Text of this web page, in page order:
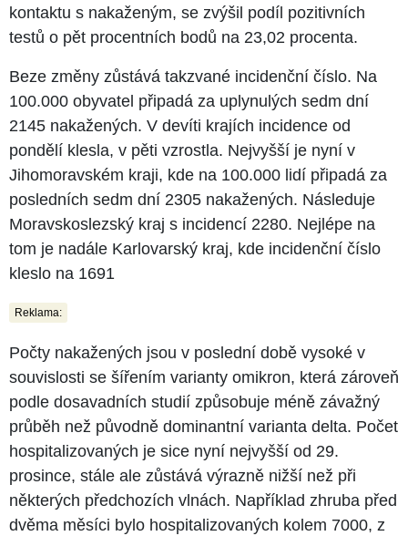
kontaktu s nakaženým, se zvýšil podíl pozitivních
testů o pět procentních bodů na 23,02 procenta.
Beze změny zůstává takzvané incidenční číslo. Na
100.000 obyvatel připadá za uplynulých sedm dní
2145 nakažených. V devíti krajích incidence od
pondělí klesla, v pěti vzrostla. Nejvyšší je nyní v
Jihomoravském kraji, kde na 100.000 lidí připadá za
posledních sedm dní 2305 nakažených. Následuje
Moravskoslezský kraj s incidencí 2280. Nejlépe na
tom je nadále Karlovarský kraj, kde incidenční číslo
kleslo na 1691
Reklama:
Počty nakažených jsou v poslední době vysoké v
souvislosti se šířením varianty omikron, která zároveň
podle dosavadních studií způsobuje méně závažný
průběh než původně dominantní varianta delta. Počet
hospitalizovaných je sice nyní nejvyšší od 29.
prosince, stále ale zůstává výrazně nižší než při
některých předchozích vlnách. Například zhruba před
dvěma měsíci bylo hospitalizovaných kolem 7000, z